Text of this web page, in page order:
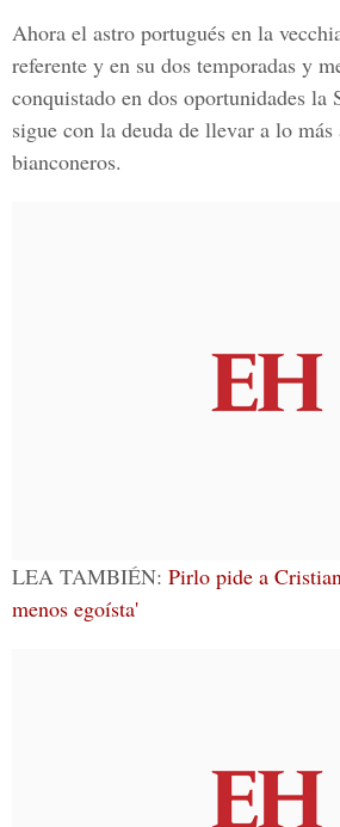
Ahora el astro portugués en la
referente y en su dos temporadas y
conquistado en dos oportunidades la
sigue con la deuda de llevar a lo
bianconeros.
LEA TAMBIÉN: Pirlo pide a
menos egoísta'